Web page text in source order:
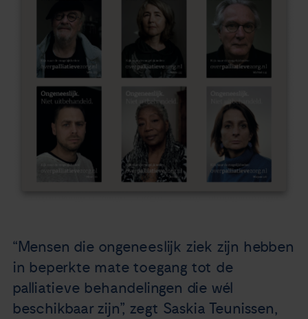
Agenda
Over ons
Zorgverleners
Contact
“Mensen die ongeneeslijk ziek zijn hebben
in beperkte mate toegang tot de
palliatieve behandelingen die wél
beschikbaar zijn”, zegt Saskia Teunissen,